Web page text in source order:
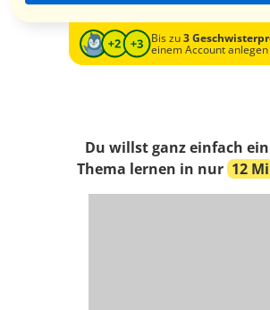
Bis zu3
einem Account anlegen
Du willst ganz einfach
Thema lernen in nur 12